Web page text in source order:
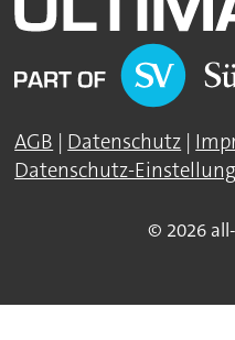
AGB | Datenschutz |
Datenschutz-
© 2026